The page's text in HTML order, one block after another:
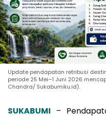
Update pendapatan retribusi
periode 25 Mei–1 Juni 2026
Chandra/ Sukabumiku.id).
SUKABUMI –